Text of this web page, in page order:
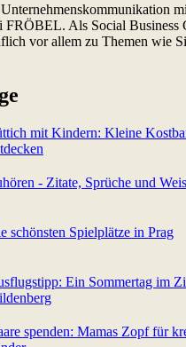
Als Social Business
vor allem zu Themen wie
mit Kindern: Kleine
- Zitate, Sprüche und
schönsten Spielplätze in Prag
Ein Sommertag im
spenden: Mamas Zopf für